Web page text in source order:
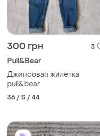
300 грн 3
Pull&Bear
Джинсовая жилетка
pull&bear
36 / S / 44